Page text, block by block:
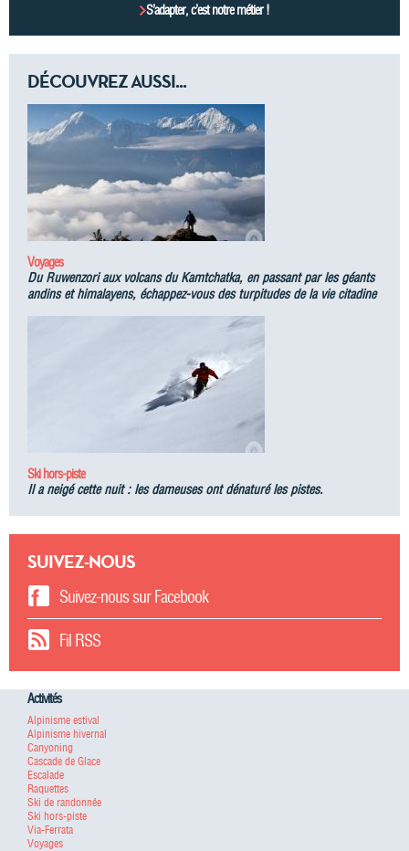
S’adapter, c’est notre métier !
DÉCOUVREZ AUSSI...
Voyages
Du Ruwenzori aux volcans du Kamtchatka, en passant par les géants
andins et himalayens, échappez-vous des turpitudes de la vie citadine
Ski hors-piste
Il a neigé cette nuit : les dameuses ont dénaturé les pistes.
SUIVEZ-NOUS
Suivez-nous sur Facebook
Fil RSS
Activités
Alpinisme estival
Alpinisme hivernal
Canyoning
Cascade de Glace
Escalade
Raquettes
Ski de randonnée
Ski hors-piste
Via-Ferrata
Voyages